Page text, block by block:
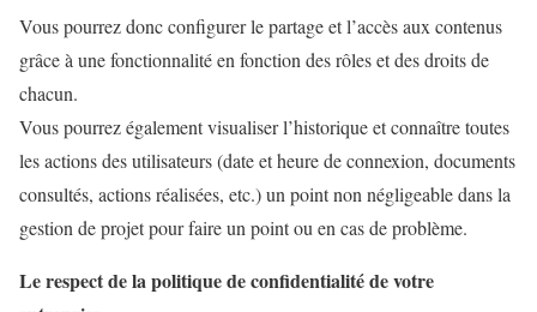
Vous pourrez donc configurer le partage et l’accès aux contenus
grâce à une fonctionnalité en fonction des rôles et des droits de
chacun.
Vous pourrez également visualiser l’historique et connaître toutes
les actions des utilisateurs (date et heure de connexion, documents
consultés, actions réalisées, etc.) un point non négligeable dans la
gestion de projet pour faire un point ou en cas de problème.
Le respect de la politique de confidentialité de votre